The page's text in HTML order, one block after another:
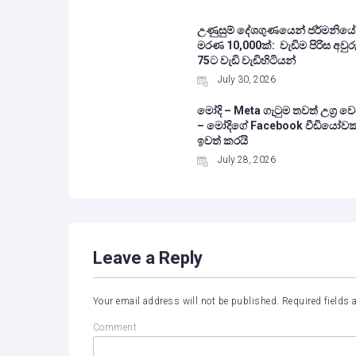
උණුසුම් දේශගුණයෙන් ජර්මනියේ
මරණ 10,000ක්: වැඩිම පිරිස
75ට වැඩි වැඩිහිටියන්
July 30, 2026
මෝදි – Meta ගැටුම තවත් උග්‍ර
– මෝදිගේ Facebook
ඉවත් කරයි
July 28, 2026
Leave a Reply
Your email address will not be published. Required fields
Comment